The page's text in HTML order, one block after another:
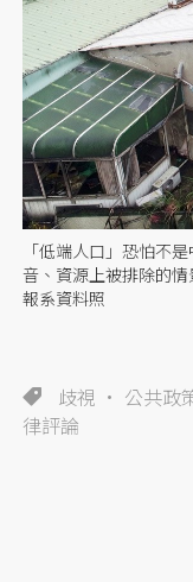
「低端人口」恐怕不
音、資源上被排除的
報系資料照
歧視 公共政
律評論